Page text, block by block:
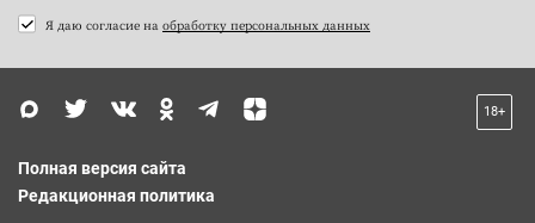
Я даю согласие на обработку персональных данных
18+
Полная версия сайта
Редакционная политика